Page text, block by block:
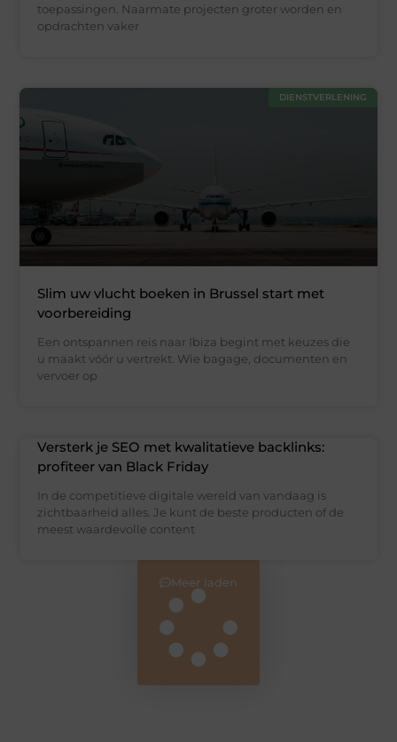
toepassingen. Naarmate projecten groter worden en
opdrachten vaker
DIENSTVERLENING
Slim uw vlucht boeken in Brussel start met
voorbereiding
Een ontspannen reis naar Ibiza begint met keuzes die
u maakt vóór u vertrekt. Wie bagage, documenten en
vervoer op
Versterk je SEO met kwalitatieve backlinks:
profiteer van Black Friday
In de competitieve digitale wereld van vandaag is
zichtbaarheid alles. Je kunt de beste producten of de
meest waardevolle content
Meer laden